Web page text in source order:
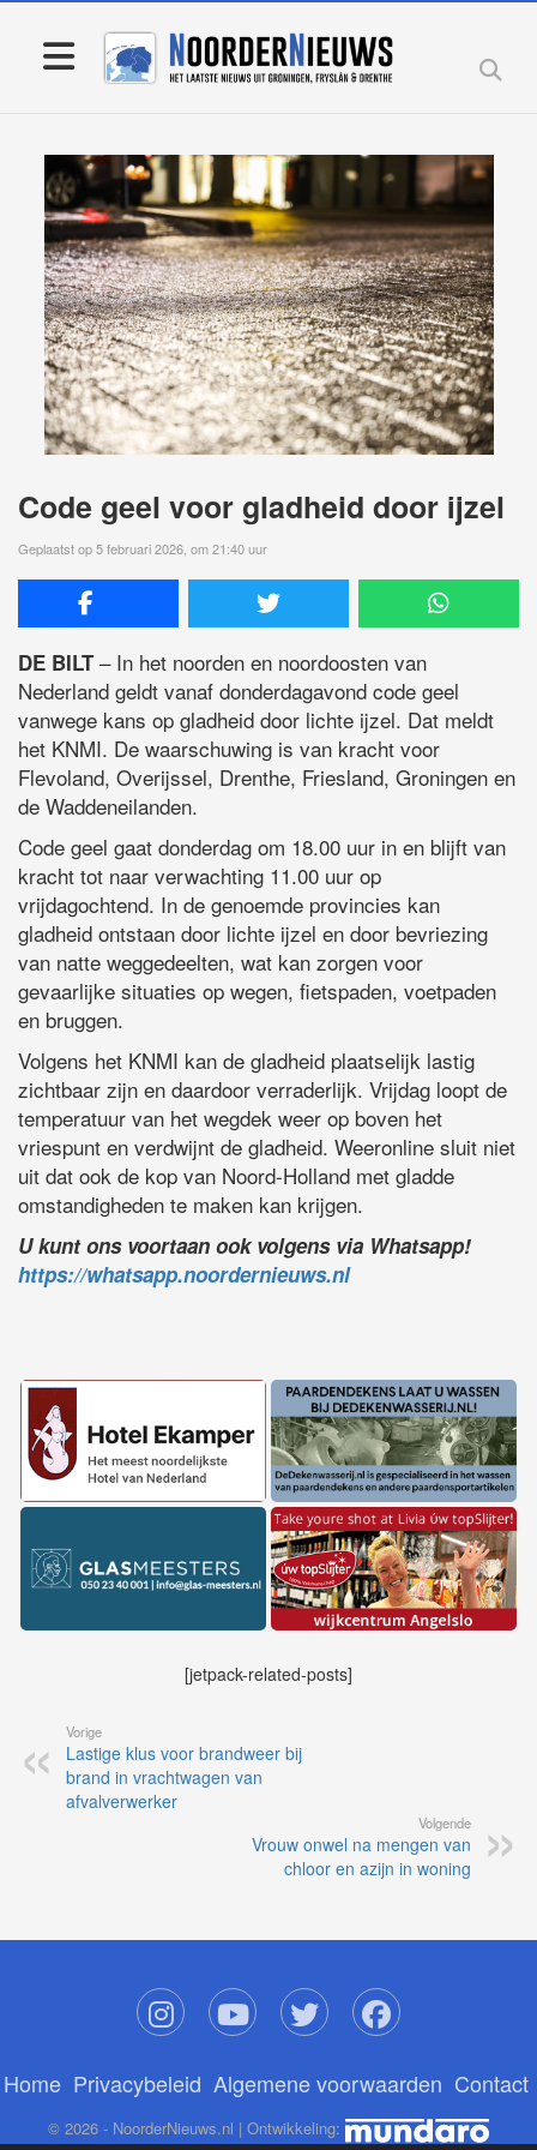
Code geel voor gladheid door ijzel
Geplaatst op 5 februari 2026, om 21:40 uur
DE BILT– In het noorden en noordoosten van
Nederland geldt vanaf donderdagavond code geel
vanwege kans op gladheid door lichte ijzel. Dat meldt
het KNMI. De waarschuwing is van kracht voor
Flevoland, Overijssel, Drenthe, Friesland, Groningen en
de Waddeneilanden.
Code geel gaat donderdag om 18.00 uur in en blijft van
kracht tot naar verwachting 11.00 uur op
vrijdagochtend. In de genoemde provincies kan
gladheid ontstaan door lichte ijzel en door bevriezing
van natte weggedeelten, wat kan zorgen voor
gevaarlijke situaties op wegen, fietspaden, voetpaden
en bruggen.
Volgens het KNMI kan de gladheid plaatselijk lastig
zichtbaar zijn en daardoor verraderlijk. Vrijdag loopt de
temperatuur van het wegdek weer op boven het
vriespunt en verdwijnt de gladheid. Weeronline sluit niet
uit dat ook de kop van Noord-Holland met gladde
omstandigheden te maken kan krijgen.
U kunt ons voortaan ook volgens via Whatsapp!
https://whatsapp.noordernieuws.nl
[jetpack-related-posts]
Vorige
Lastige klus voor brandweer bij
brand in vrachtwagen van
afvalverwerker
Volgende
Vrouw onwel na mengen van
chloor en azijn in woning
Home Privacybeleid Algemene voorwaarden Contact
© 2026 - NoorderNieuws.nl | Ontwikkeling: